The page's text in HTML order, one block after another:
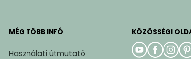
MÉG TÖBB INFÓ
Használati útmutató
KÖZÖSSÉGI